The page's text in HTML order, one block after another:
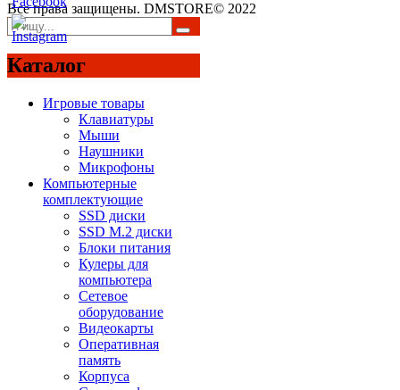
Все права защищены. DMSTORE© 2022
Каталог
Игровые товары
Клавиатуры
Мыши
Наушники
Микрофоны
Компьютерные
комплектующие
SSD диски
SSD M.2 диски
Блоки питания
Кулеры для
компьютера
Сетевое
оборудование
Видеокарты
Оперативная
память
Корпуса